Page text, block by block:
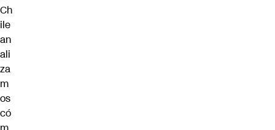
Ch
ile
an
ali
za
m
os
có